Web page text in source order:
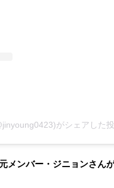
がシェアした
メンバー・ジニョンさん